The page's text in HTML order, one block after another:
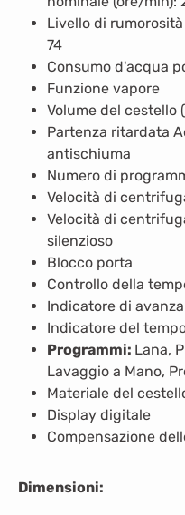
Livello di
74
Consumo d'acqua
Funzione vapore
Volume del cestello
Partenza ritardata
antischiuma
Numero di
Velocità di
Velocità di
silenzioso
Blocco porta
Controllo della
Indicatore di
Indicatore del
Programmi: Lana,
Lavaggio a Mano,
Materiale del
Display digitale
Compensazione
Dimensioni: